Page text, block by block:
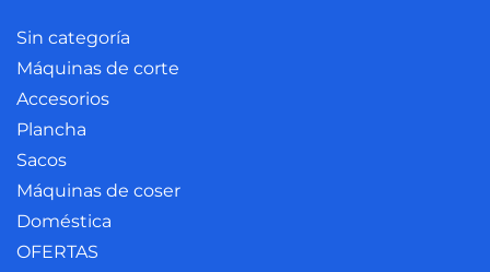
Sin categoría
Máquinas de corte
Accesorios
Plancha
Sacos
Máquinas de coser
Doméstica
OFERTAS